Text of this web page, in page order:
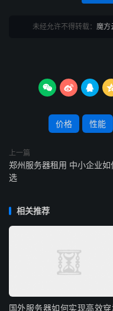
几天甚至几小时。
CPU会把80%的晶体
求低延迟和单线程性能
计算单元，牺牲了部分
行吞吐量。这就导致AI
数十倍甚至上百倍——
1TB/s，是CPU的10倍
避免计算资源闲置。
GPU和CPU配合
责数据预处理（比如整
适合并行计算的部分交
就像AI工作站里，
未经允许不得转载： 魔方
  
价格 性能
上一篇
郑州服务器租用 中小企业如
选
相关推荐
国外服务器如何实现高效穿